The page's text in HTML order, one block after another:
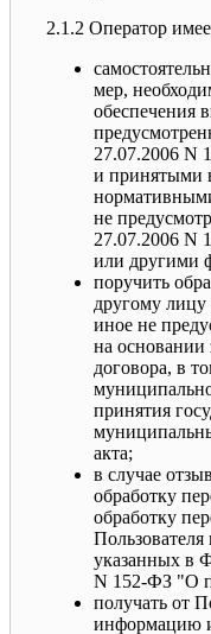
2.1.2 Оператор
мер,
обеспечения
27.07.2006 N
и принятыми
не
27.07.2006 N
или другими
поручить
другому лицу
иное не
на основании
договора, в
принятия
акта;
в случае
обработку
обработку
указанных в
N 152-ФЗ "О
получать от
информацию